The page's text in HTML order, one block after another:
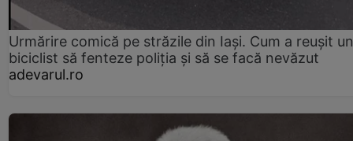
Urmărire comică pe străzile din Iași. Cum a reușit un
biciclist să fenteze poliția și să se facă nevăzut
adevarul.ro